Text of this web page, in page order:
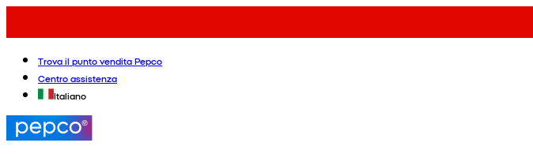
Trova il punto vendita Pepco
Centro assistenza
Italiano